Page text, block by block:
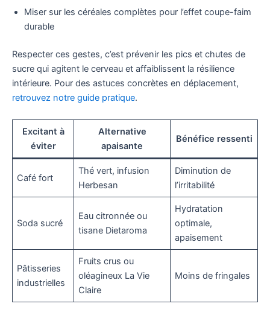
Miser sur les céréales complètes pour l’effet coupe-faim
durable
Respecter ces gestes, c’est prévenir les pics et chutes de
sucre qui agitent le cerveau et affaiblissent la résilience
intérieure. Pour des astuces concrètes en déplacement,
retrouvez notre guide pratique.
Excitant à
éviter
Alternative
apaisante
Bénéfice ressenti
Café fort
Thé vert, infusion
Herbesan
Diminution de
l’irritabilité
Soda sucré
Eau citronnée ou
tisane Dietaroma
Hydratation
optimale,
apaisement
Pâtisseries
industrielles
Fruits crus ou
oléagineux La Vie
Claire
Moins de fringales